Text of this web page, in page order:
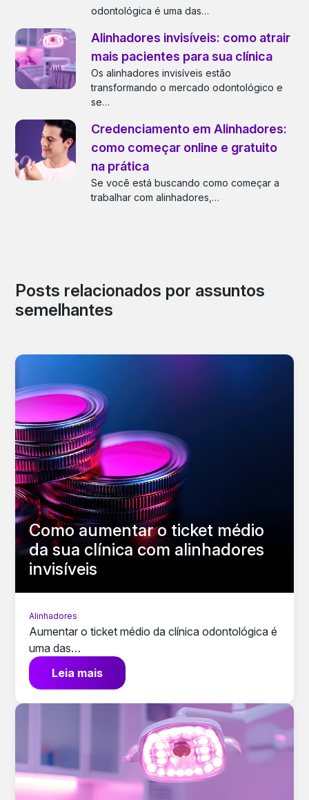
odontológica é uma das…
Alinhadores invisíveis: como atrair
mais pacientes para sua clínica
Os alinhadores invisíveis estão
transformando o mercado odontológico e
se…
Credenciamento em Alinhadores:
como começar online e gratuito
na prática
Se você está buscando como começar a
trabalhar com alinhadores,…
Posts relacionados por assuntos
semelhantes
Como aumentar o ticket médio
da sua clínica com alinhadores
invisíveis
Alinhadores
Aumentar o ticket médio da clínica odontológica é
uma das…
Leia mais